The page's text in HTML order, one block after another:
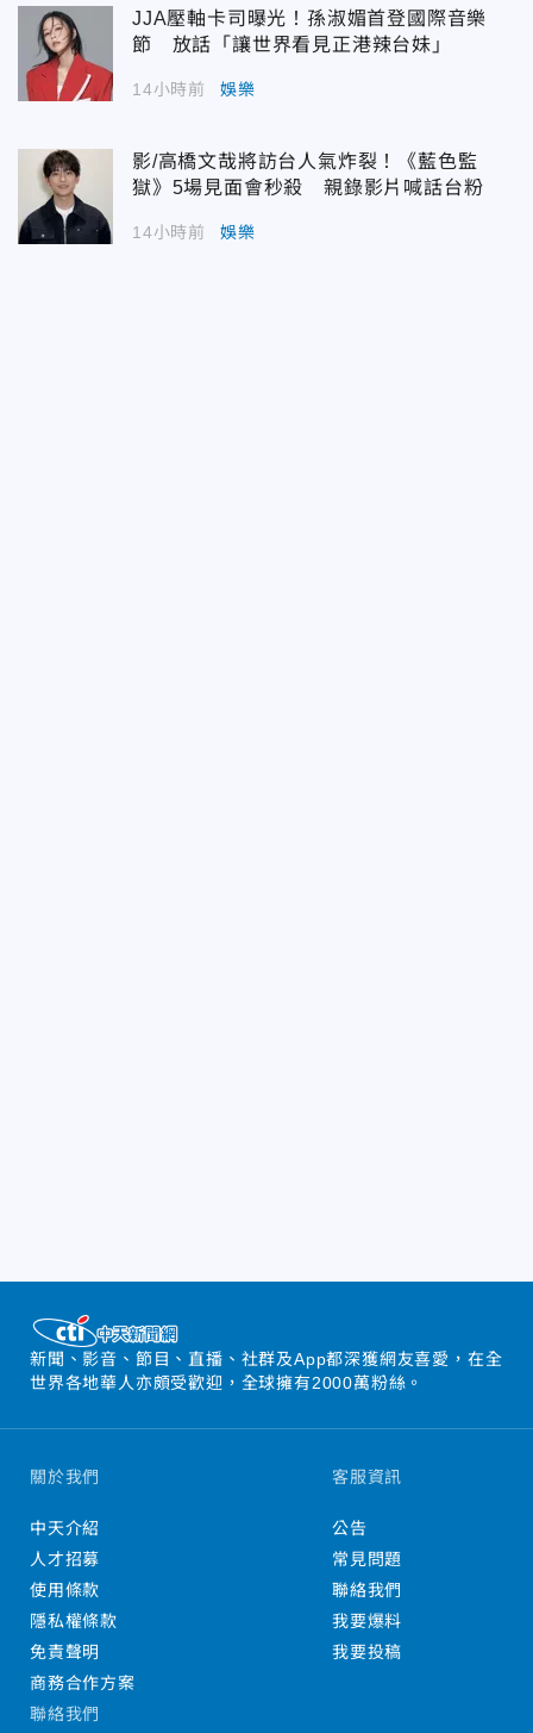
JJA壓軸卡司曝光！孫淑媚首登國際音樂
節 放話「讓世界看見正港辣台妹」
14小時前 娛樂
影/高橋文哉將訪台人氣炸裂！《藍色監
獄》5場見面會秒殺 親錄影片喊話台粉
14小時前 娛樂
新聞、影音、節目、直播、社群及App都深獲網友喜愛，在全
世界各地華人亦頗受歡迎，全球擁有2000萬粉絲。
關於我們
中天介紹
人才招募
使用條款
隱私權條款
免責聲明
商務合作方案
客服資訊
公告
常見問題
聯絡我們
我要爆料
我要投稿
聯絡我們